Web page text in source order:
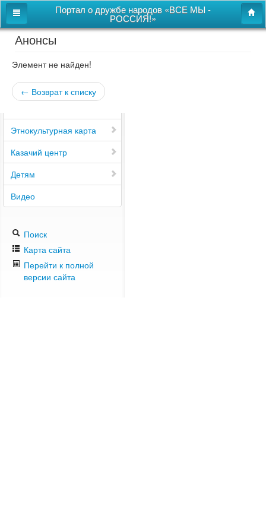
Портал о дружбе народов «ВСЕ МЫ -
РОССИЯ!»
Главная
Дом дружбы народов
Новости
Этнокультурная карта
Казачий центр
Детям
Видео
Поиск
Карта сайта
Перейти к полной
версии сайта
Анонсы
Элемент не найден!
← Возврат к списку